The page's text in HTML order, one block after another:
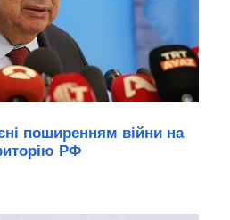
поширенням війни на
РФ